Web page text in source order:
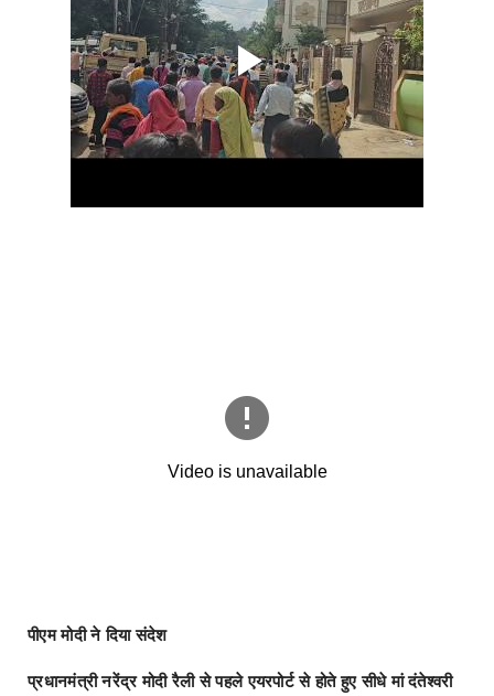
पीएम मोदी ने दिया संदेश
प्रधानमंत्री नरेंद्र मोदी रैली से पहले एयरपोर्ट से होते हुए सीधे मां दंतेश्वरी